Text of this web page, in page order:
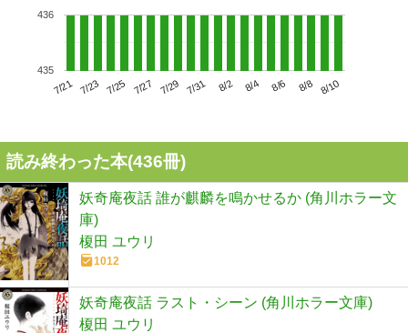
7/21 7/23 7/25 7/27 7/29 7/31 8/2 8/4 8/6 8/8 8/10
435
436
読み終わった本(436冊)
妖奇庵夜話 誰が麒麟を鳴かせるか (角川ホラー文
庫)
榎田 ユウリ
1012
妖奇庵夜話 ラスト・シーン (角川ホラー文庫)
榎田 ユウリ